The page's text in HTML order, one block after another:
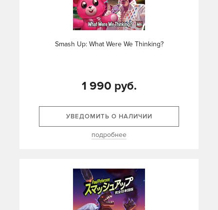
Smash Up: What Were We Thinking?
1 990 руб.
УВЕДОМИТЬ О НАЛИЧИИ
подробнее